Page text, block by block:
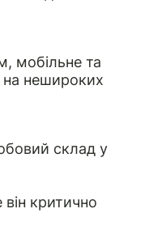
мобільне та
нешироких
склад у
критично